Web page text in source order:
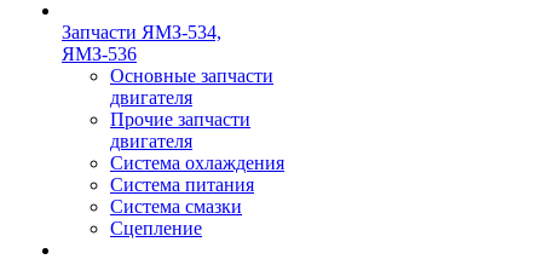
Запчасти ЯМЗ-534,
ЯМЗ-536
Основные запчасти
двигателя
Прочие запчасти
двигателя
Система охлаждения
Система питания
Система смазки
Сцепление